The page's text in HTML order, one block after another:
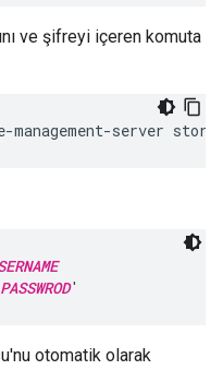
ve şifreyi içeren komuta
management-server
'
otomatik olarak